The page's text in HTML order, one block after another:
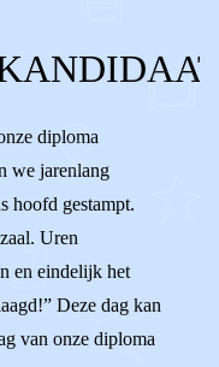
VWO VMBO
diploma
we jarenlang
hoofd gestampt.
Uren
en eindelijk het
Deze dag kan
van onze diploma